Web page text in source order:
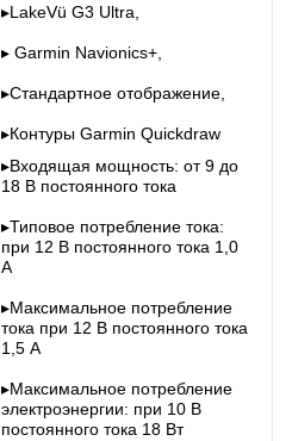
▸LakeVü G3 Ultra,
▸ Garmin Navionics+,
▸Стандартное отображение,
▸Контуры Garmin Quickdraw
▸Входящая мощность: от 9 до
18 В постоянного тока
▸Типовое потребление тока:
при 12 В постоянного тока 1,0
А
▸Максимальное потребление
тока при 12 В постоянного тока
1,5 А
▸Максимальное потребление
электроэнергии: при 10 В
постоянного тока 18 Вт